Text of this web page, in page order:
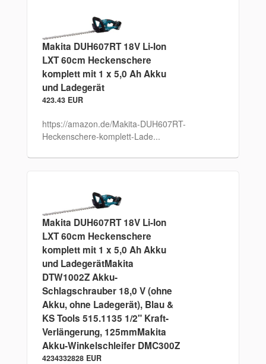
Makita DUH607RT 18V Li-Ion
LXT 60cm Heckenschere
komplett mit 1 x 5,0 Ah Akku
und Ladegerät
423.43 EUR
https://amazon.de/Makita-DUH607RT-
Heckenschere-komplett-Lade...
Makita DUH607RT 18V Li-Ion
LXT 60cm Heckenschere
komplett mit 1 x 5,0 Ah Akku
und LadegerätMakita
DTW1002Z Akku-
Schlagschrauber 18,0 V (ohne
Akku, ohne Ladegerät), Blau &
KS Tools 515.1135 1/2" Kraft-
Verlängerung, 125mmMakita
Akku-Winkelschleifer DMC300Z
4234332828 EUR